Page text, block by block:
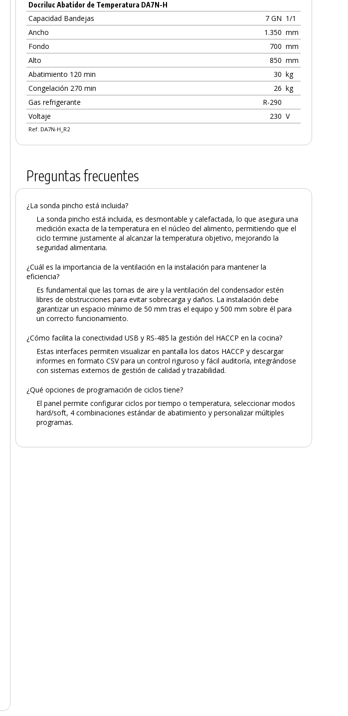
Docriluc Abatidor de Temperatura DA7N-H
Capacidad Bandejas 7 GN 1/1
Ancho
1.350 mm
Fondo
700 mm
Alto
850 mm
Abatimiento 120 min
30 kg
Congelación 270 min
26 kg
Gas refrigerante
R-290
Voltaje
230 V
Ref. DA7N-H_R2
Preguntas frecuentes
¿La sonda pincho está incluida?
La sonda pincho está incluida, es desmontable y calefactada, lo que asegura una
medición exacta de la temperatura en el núcleo del alimento, permitiendo que el
ciclo termine justamente al alcanzar la temperatura objetivo, mejorando la
seguridad alimentaria.
¿Cuál es la importancia de la ventilación en la instalación para mantener la
eficiencia?
Es fundamental que las tomas de aire y la ventilación del condensador estén
libres de obstrucciones para evitar sobrecarga y daños. La instalación debe
garantizar un espacio mínimo de 50 mm tras el equipo y 500 mm sobre él para
un correcto funcionamiento.
¿Cómo facilita la conectividad USB y RS-485 la gestión del HACCP en la cocina?
Estas interfaces permiten visualizar en pantalla los datos HACCP y descargar
informes en formato CSV para un control riguroso y fácil auditoría, integrándose
con sistemas externos de gestión de calidad y trazabilidad.
¿Qué opciones de programación de ciclos tiene?
El panel permite configurar ciclos por tiempo o temperatura, seleccionar modos
hard/soft, 4 combinaciones estándar de abatimiento y personalizar múltiples
programas.